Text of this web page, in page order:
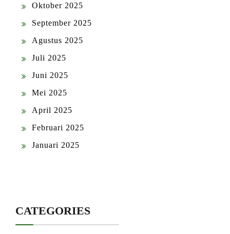
Oktober 2025
September 2025
Agustus 2025
Juli 2025
Juni 2025
Mei 2025
April 2025
Februari 2025
Januari 2025
CATEGORIES